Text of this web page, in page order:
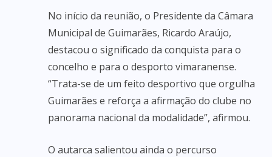
No início da reunião, o Presidente da Câmara
Municipal de Guimarães, Ricardo Araújo,
destacou o significado da conquista para o
concelho e para o desporto vimaranense.
“Trata-se de um feito desportivo que orgulha
Guimarães e reforça a afirmação do clube no
panorama nacional da modalidade”, afirmou.
O autarca salientou ainda o percurso